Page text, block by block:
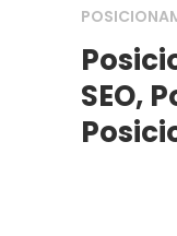
SEO,